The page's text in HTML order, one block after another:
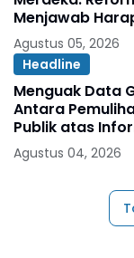
Menjawab
Agustus 05, 2026
Headline
Menguak Data
Antara
Publik atas
Agustus 04, 2026